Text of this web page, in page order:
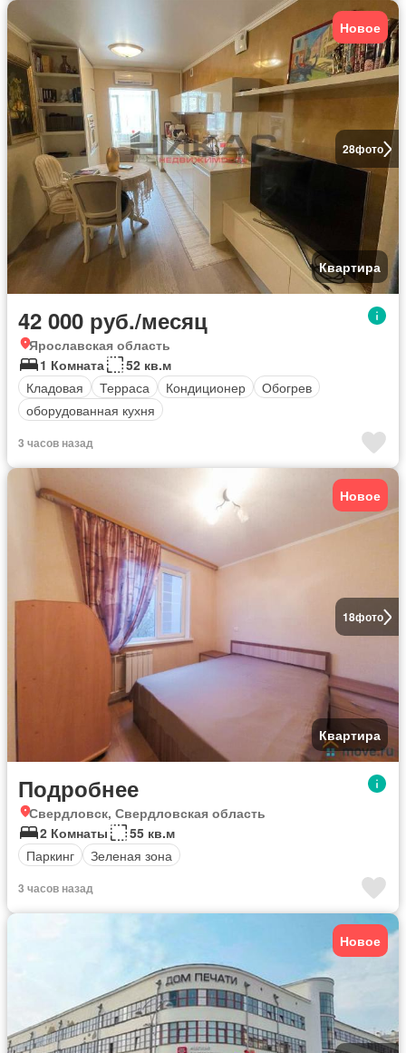
28фото
Новое
Квартира
42 000 руб./месяц
Ярославская область
1 Комната
52 кв.м
Кладовая
Терраса Кондиционер
Обогрев
оборудованная кухня
3 часов назад
18фото
Новое
Квартира
Подробнее
Свердловск, Свердловская область
2 Комнаты
55 кв.м
Паркинг
Зеленая зона
3 часов назад
Новое